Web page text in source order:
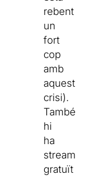
rebent
un
fort
cop
amb
aquesta
crisi).
També
hi
ha
streaming
gratuït